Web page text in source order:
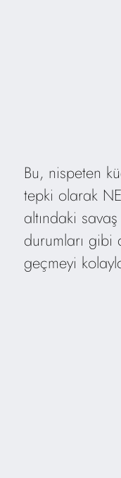
Bu, nispeten
tepki olarak
altındaki
durumları gibi
geçmeyi